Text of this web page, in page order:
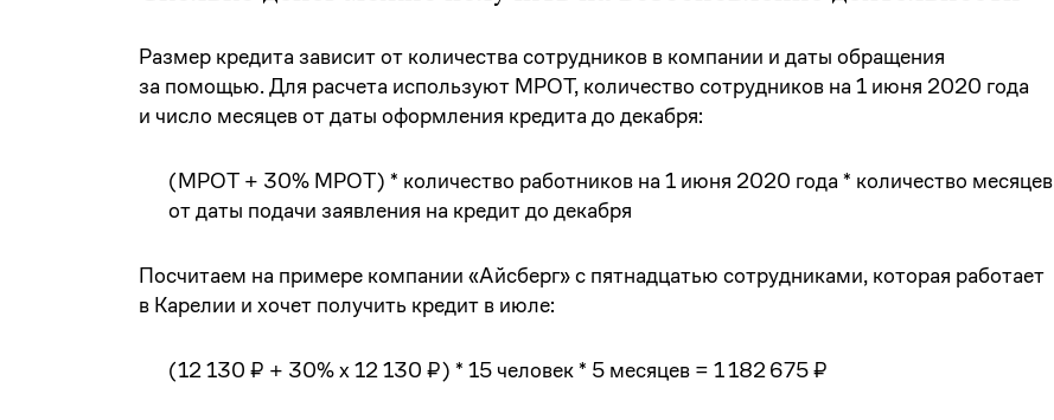
Размер кредита зависит от количества сотрудников в компании и даты обращения
за помощью. Для расчета используют МРОТ, количество сотрудников на 1 июня 2020 года
и число месяцев от даты оформления кредита до декабря:
(МРОТ + 30% МРОТ) * количество работников на 1 июня 2020 года * количество месяцев
от даты подачи заявления на кредит до декабря
Посчитаем на примере компании «Айсберг» с пятнадцатью сотрудниками, которая работает
в Карелии и хочет получить кредит в июле:
(12 130 ₽ + 30% х 12 130 ₽) * 15 человек * 5 месяцев = 1 182 675 ₽